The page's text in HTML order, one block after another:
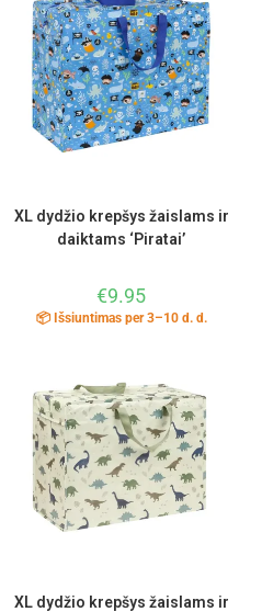
XL dydžio krepšys žaislams ir
daiktams ‘Piratai’
€9.95
📦 Išsiuntimas per 3–10 d. d.
XL dydžio krepšys žaislams ir